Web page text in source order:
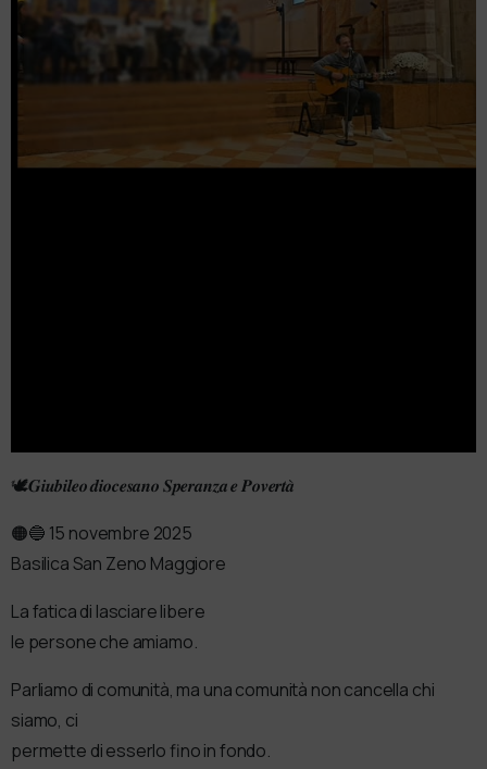
🕊𝑮𝒊𝒖𝒃𝒊𝒍𝒆𝒐 𝒅𝒊𝒐𝒄𝒆𝒔𝒂𝒏𝒐 𝑺𝒑𝒆𝒓𝒂𝒏𝒛𝒂 𝒆 𝑷𝒐𝒗𝒆𝒓𝒕𝒂̀
🟠🔵 15 novembre 2025
Basilica San Zeno Maggiore
La fatica di lasciare libere
le persone che amiamo.
Parliamo di comunità, ma una comunità non cancella chi
siamo, ci
permette di esserlo fino in fondo.